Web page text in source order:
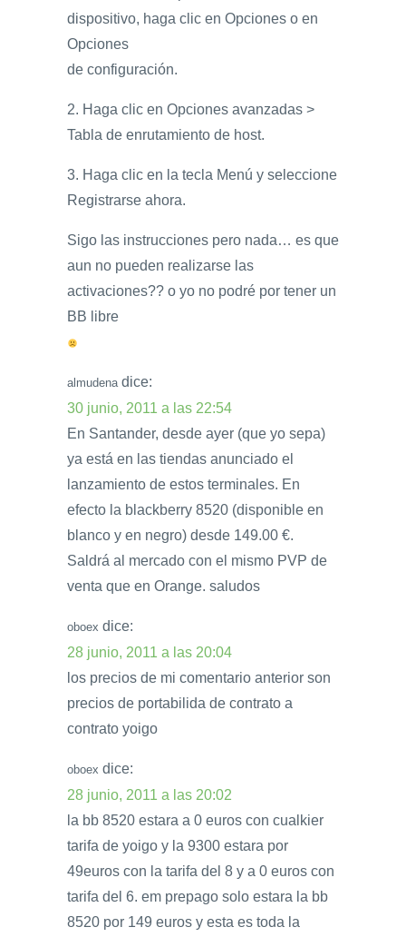
dispositivo, haga clic en Opciones o en
Opciones
de configuración.
2. Haga clic en Opciones avanzadas >
Tabla de enrutamiento de host.
3. Haga clic en la tecla Menú y seleccione
Registrarse ahora.
Sigo las instrucciones pero nada… es que
aun no pueden realizarse las
activaciones?? o yo no podré por tener un
BB libre
almudena dice:
30 junio, 2011 a las 22:54
En Santander, desde ayer (que yo sepa)
ya está en las tiendas anunciado el
lanzamiento de estos terminales. En
efecto la blackberry 8520 (disponible en
blanco y en negro) desde 149.00 €.
Saldrá al mercado con el mismo PVP de
venta que en Orange. saludos
oboex dice:
28 junio, 2011 a las 20:04
los precios de mi comentario anterior son
precios de portabilida de contrato a
contrato yoigo
oboex dice:
28 junio, 2011 a las 20:02
la bb 8520 estara a 0 euros con cualkier
tarifa de yoigo y la 9300 estara por
49euros con la tarifa del 8 y a 0 euros con
tarifa del 6. em prepago solo estara la bb
8520 por 149 euros y esta es toda la